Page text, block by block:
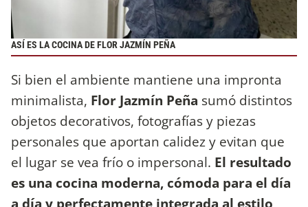
ASÍ ES LA COCINA DE FLOR JAZMÍN PEÑA
Si bien el ambiente mantiene una impronta
minimalista, Flor Jazmín Peña sumó distintos
objetos decorativos, fotografías y piezas
personales que aportan calidez y evitan que
el lugar se vea frío o impersonal. El resultado
es una cocina moderna, cómoda para el día
a día y perfectamente integrada al estilo